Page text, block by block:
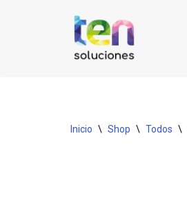
Inicio \ Shop \ Todos \